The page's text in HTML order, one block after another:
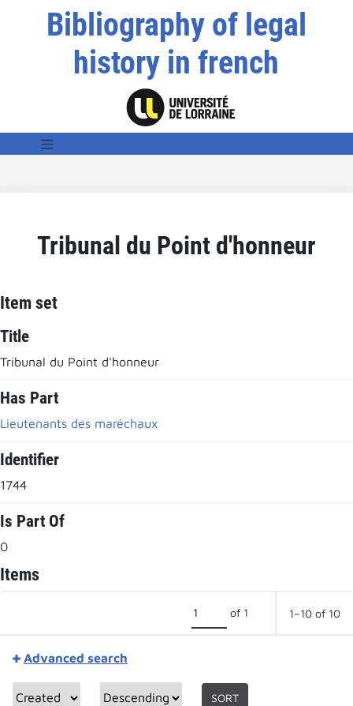
Bibliography of legal
history in french
Tribunal du Point d'honneur
Item set
Title
Tribunal du Point d'honneur
Has Part
Lieutenants des maréchaux
Identifier
1744
Is Part Of
0
Items
of 1 1–10 of 10
Advanced search
SORT